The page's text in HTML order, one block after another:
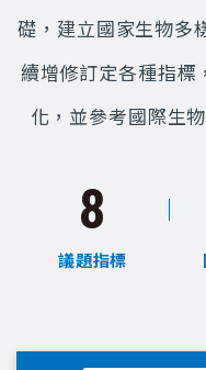
礎，建立國家生物多
續增修訂定各種指標
化，並參考國際生
8
議題指標